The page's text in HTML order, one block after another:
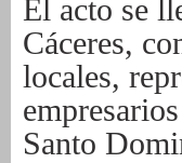
El acto se
Cáceres,
locales,
Santo